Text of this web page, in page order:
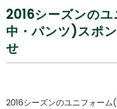
2016シーズンの
中・パンツ)スポ
せ
2016シーズンのユニフォー